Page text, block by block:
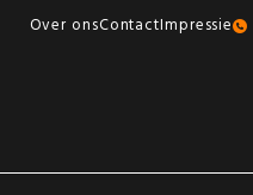
Gratis sampleboxen
Over onsContactImpressie